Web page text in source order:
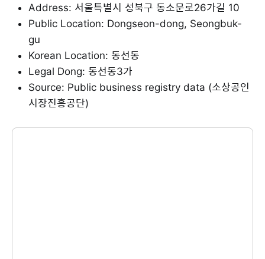
Address: 서울특별시 성북구 동소문로26가길 10
Public Location: Dongseon-dong, Seongbuk-
gu
Korean Location: 동선동
Legal Dong: 동선동3가
Source: Public business registry data (소상공인
시장진흥공단)